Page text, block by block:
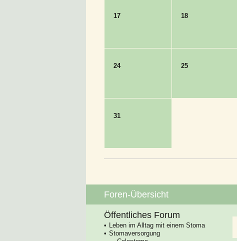
17 18
24 25
31
Foren-Übersicht
Öffentliches Forum
Leben im Alltag mit einem Stoma
Stomaversorgung